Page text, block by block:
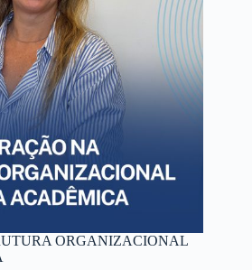
ORGANIZACIONAL